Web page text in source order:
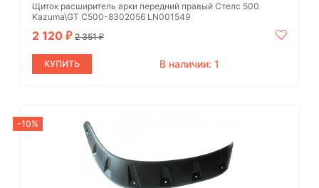
Щиток расширитель арки передний правый Стелс 500
Kazuma\GT C500-8302056 LN001549
2 120 ₽ 2 351₽
КУПИТЬ В наличии: 1
-10%